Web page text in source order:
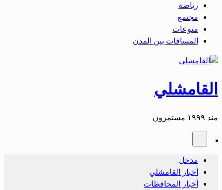
رياضة
مجتمع
منوعات
المسافات بين المدن
القامشلي
منذ ١٩٩٩ مستمرون
مدخل
أخبار القامشلي
أخبار المحافظات